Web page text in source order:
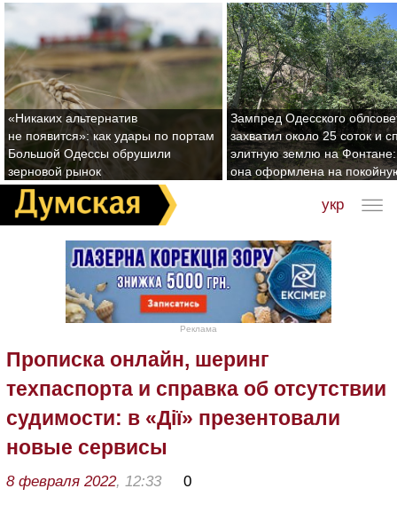
«Никаких альтернатив
не появится»: как удары по портам
Большой Одессы обрушили
зерновой рынок
Зампред Одесского
захватил около 25 соток и
элитную землю на Фонтане:
она оформлена на
укр
Реклама
Прописка онлайн, шеринг
техпаспорта и справка об отсутствии
судимости: в «Дії» презентовали
новые сервисы
8 февраля 2022, 12:33 0